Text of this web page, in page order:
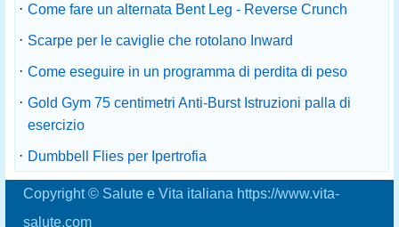
· Come fare un alternata Bent Leg - Reverse Crunch
· Scarpe per le caviglie che rotolano Inward
· Come eseguire in un programma di perdita di peso
· Gold Gym 75 centimetri Anti-Burst Istruzioni palla di
esercizio
· Dumbbell Flies per Ipertrofia
Copyright © Salute e Vita italiana https://www.vita-
salute.com